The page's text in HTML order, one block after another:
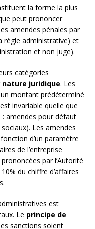
la forme la plus
peut prononcer
amendes pénales par
règle administrative) et
et non juge).
catégories
nature juridique. Les
montant prédéterminé
invariable quelle que
: amendes pour défaut
Les amendes
d’un paramètre
de l’entreprise
par l’Autorité
du chiffre d’affaires
est
Le principe de
sanctions soient